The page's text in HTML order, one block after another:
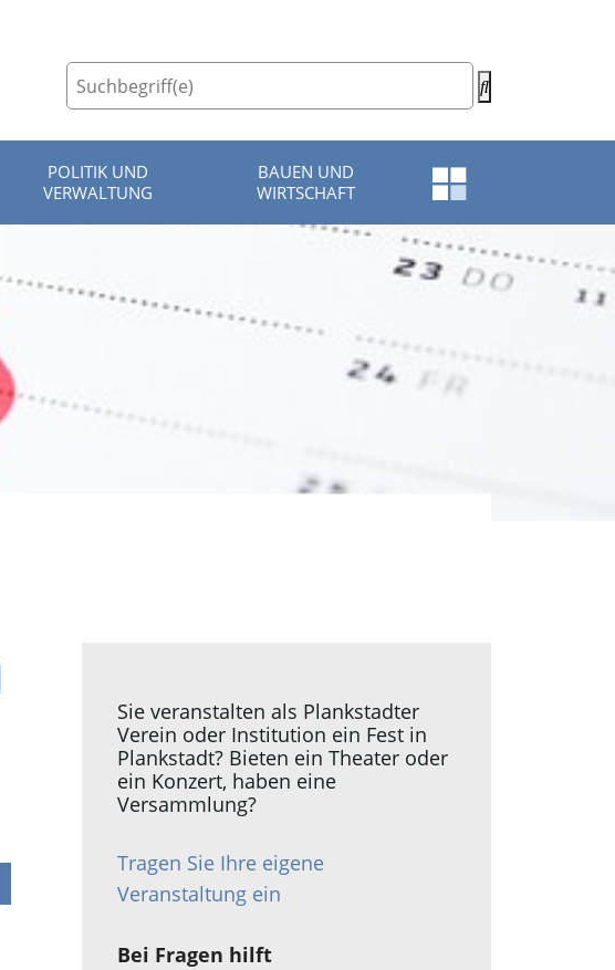
POLITIK UND
VERWALTUNG
BAUEN UND
WIRTSCHAFT
Schnellzugriff-
Menü
öffnen
Sie veranstalten als Plankstadter
Verein oder Institution ein Fest in
Plankstadt? Bieten ein Theater oder
ein Konzert, haben eine
Versammlung?
Tragen Sie Ihre eigene
Veranstaltung ein
Bei Fragen hilft